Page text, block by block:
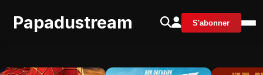
Papadustream S'abonner